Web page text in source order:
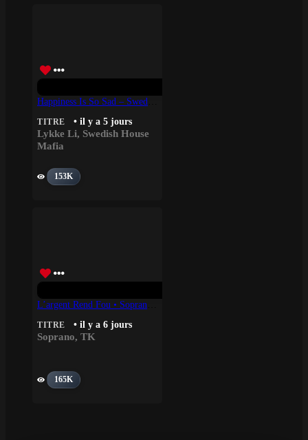
TITRE • il y a 5 jours
Lykke Li, Swedish House
Mafia
153K
TITRE • il y a 6 jours
Soprano, TK
165K